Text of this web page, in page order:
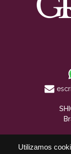
Utilizamos